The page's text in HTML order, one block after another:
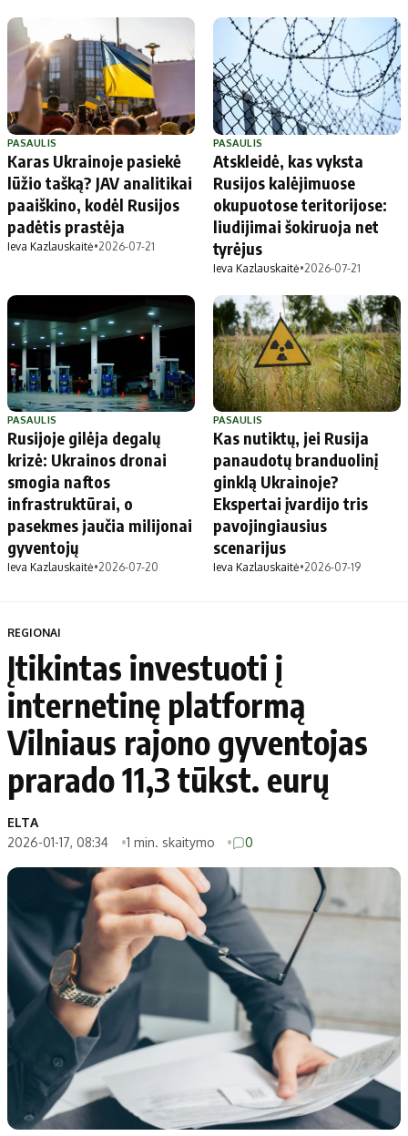
PASAULIS
Karas Ukrainoje pasiekė
lūžio tašką? JAV analitikai
paaiškino, kodėl Rusijos
padėtis prastėja
Ieva Kazlauskaitė•2026-07-21
PASAULIS
Atskleidė, kas vyksta
Rusijos kalėjimuose
okupuotose teritorijose:
liudijimai šokiruoja net
tyrėjus
Ieva Kazlauskaitė•2026-07-21
PASAULIS
Rusijoje gilėja degalų
krizė: Ukrainos dronai
smogia naftos
infrastruktūrai, o
pasekmes jaučia milijonai
gyventojų
Ieva Kazlauskaitė•2026-07-20
PASAULIS
Kas nutiktų, jei Rusija
panaudotų branduolinį
ginklą Ukrainoje?
Ekspertai įvardijo tris
pavojingiausius
scenarijus
Ieva Kazlauskaitė•2026-07-19
REGIONAI
Įtikintas investuoti į
internetinę platformą
Vilniaus rajono gyventojas
prarado 11,3 tūkst. eurų
ELTA
2026-01-17, 08:34
1 min. skaitymo 0